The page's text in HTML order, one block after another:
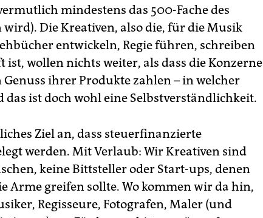
mindestens das 500-Fache des
wird). Die Kreativen, also die, für die Musik
entwickeln, Regie führen, schreiben
ist, wollen nichts weiter, als dass die Konzerne
ihrer Produkte zahlen – in welcher
ist doch wohl eine Selbstverständlichkeit.
Ziel an, dass steuerfinanzierte
werden. Mit Verlaub: Wir Kreativen sind
keine Bittsteller oder Start-ups, denen
Arme greifen sollte. Wo kommen wir da hin,
Regisseure, Fotografen, Maler (und